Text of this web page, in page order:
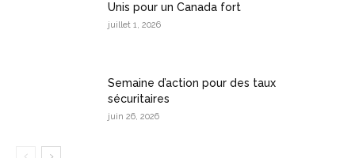
Unis pour un Canada fort
juillet 1, 2026
Semaine d’action pour des taux
sécuritaires
juin 26, 2026